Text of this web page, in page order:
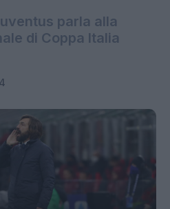
parla alla
di Coppa Italia